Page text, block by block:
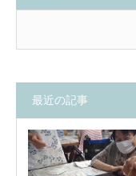
最近の記事